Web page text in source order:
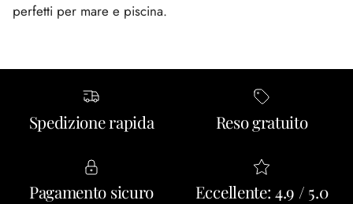
perfetti per mare e piscina.
Spedizione rapida Reso gratuito
Pagamento sicuro Eccellente: 4.9 / 5.0